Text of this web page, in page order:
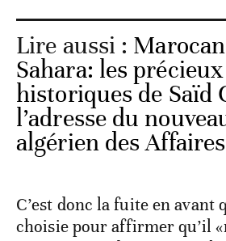
Lire aussi :
Sahara: les
historiques de Saïd
l’adresse du
algérien des
C’est donc la fuite en avant
choisie pour affirmer qu’il